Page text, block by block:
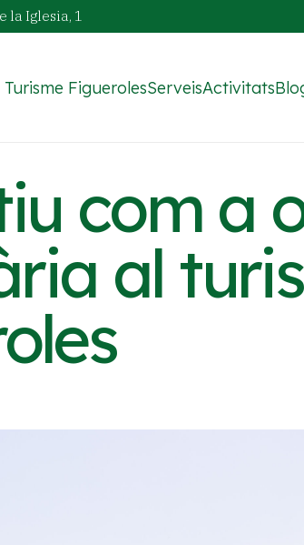
la Iglesia, 1
Turisme FiguerolesServeisActivitats
com a
al